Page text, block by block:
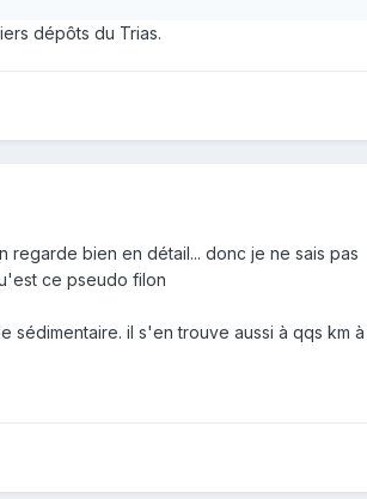
dépôts du Trias.
bien en détail... donc je ne sais pas
ce pseudo filon
sédimentaire. il s'en trouve aussi à qqs